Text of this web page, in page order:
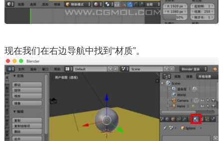
现在我们在右边导航中找到“材质”。